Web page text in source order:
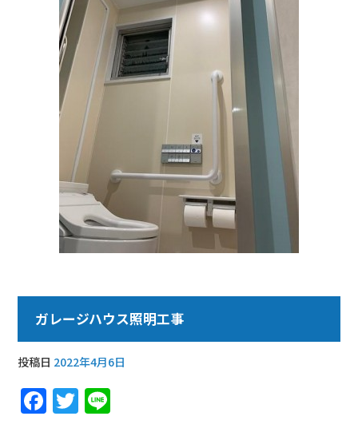
ガレージハウス照明工事
投稿日 2022年4月6日
F T